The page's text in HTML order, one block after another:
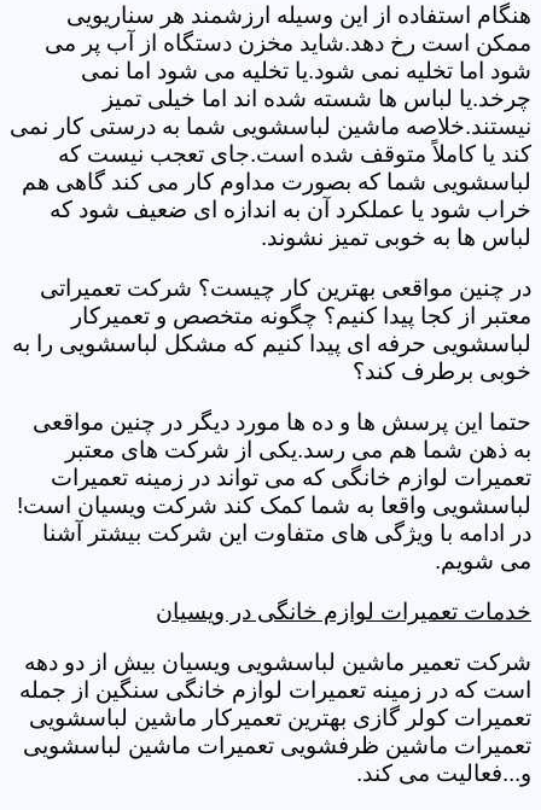
هنگام استفاده از این وسیله ارزشمند هر سناریویی
ممکن است رخ دهد.شاید مخزن دستگاه از آب پر می
شود اما تخلیه نمی شود.یا تخلیه می شود اما نمی
چرخد.یا لباس ها شسته شده اند اما خیلی تمیز
نیستند.خلاصه ماشین لباسشویی شما به درستی کار نمی
کند یا کاملاً متوقف شده است.جای تعجب نیست که
لباسشویی شما که بصورت مداوم کار می کند گاهی هم
خراب شود یا عملکرد آن به اندازه ای ضعیف شود که
لباس ها به خوبی تمیز نشوند.
در چنین مواقعی بهترین کار چیست؟ شرکت تعمیراتی
معتبر از کجا پیدا کنیم؟ چگونه متخصص و تعمیرکار
لباسشویی حرفه ای پیدا کنیم که مشکل لباسشویی را به
خوبی برطرف کند؟
حتما این پرسش ها و ده ها مورد دیگر در چنین مواقعی
به ذهن شما هم می رسد.یکی از شرکت های معتبر
تعمیرات لوازم خانگی که می تواند در زمینه تعمیرات
لباسشویی واقعا به شما کمک کند شرکت ویسیان است!
در ادامه با ویژگی های متفاوت این شرکت بیشتر آشنا
می شویم.
خدمات تعمیرات لوازم خانگی در ویسیان
شرکت تعمیر ماشین لباسشویی ویسیان بیش از دو دهه
است که در زمینه تعمیرات لوازم خانگی سنگین از جمله
تعمیرات کولر گازی بهترین تعمیرکار ماشین لباسشویی
تعمیرات ماشین ظرفشویی تعمیرات ماشین لباسشویی
و...فعالیت می کند.